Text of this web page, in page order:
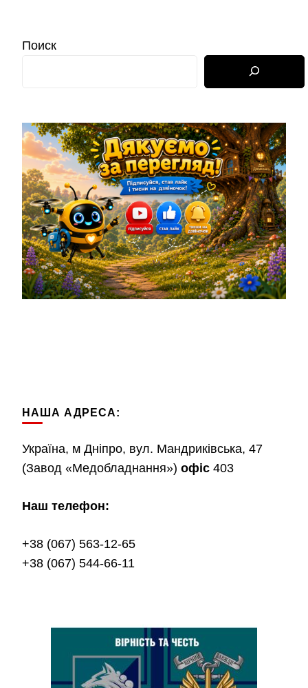
Поиск
НАША АДРЕСА:
Україна, м Дніпро, вул. Мандриківська, 47
(Завод «Медобладнання») офіс 403
Наш телефон:
+38 (067) 563-12-65
+38 (067) 544-66-11